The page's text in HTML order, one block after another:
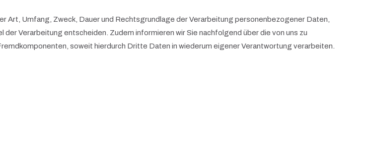
Art, Umfang, Zweck, Dauer und Rechtsgrundlage der Verarbeitung personenbezogener Daten,
Verarbeitung entscheiden. Zudem informieren wir Sie nachfolgend über die von uns zu
soweit hierdurch Dritte Daten in wiederum eigener Verantwortung verarbeiten.